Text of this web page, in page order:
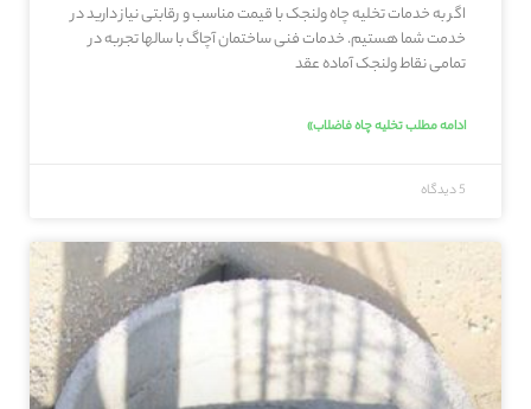
اگر به خدمات تخلیه چاه ولنجک با قیمت مناسب و رقابتی نیاز دارید در
خدمت شما هستیم. خدمات فنی ساختمان آچاگ با سالها تجربه در
تمامی نقاط ولنجک آماده عقد
ادامه مطلب تخلیه چاه فاضلاب»
5 دیدگاه